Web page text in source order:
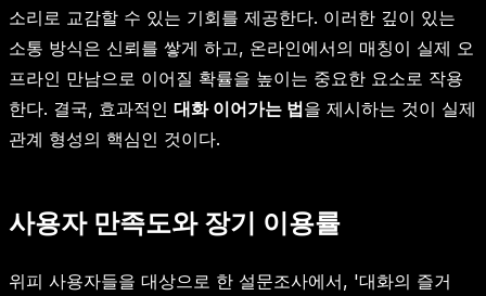
소리로 교감할 수 있는 기회를 제공한다. 이러한 깊이 있는
소통 방식은 신뢰를 쌓게 하고, 온라인에서의 매칭이 실제 오
프라인 만남으로 이어질 확률을 높이는 중요한 요소로 작용
한다. 결국, 효과적인 대화 이어가는 법을 제시하는 것이 실제
관계 형성의 핵심인 것이다.
사용자 만족도와 장기 이용률
위피 사용자들을 대상으로 한 설문조사에서, '대화의 즐거